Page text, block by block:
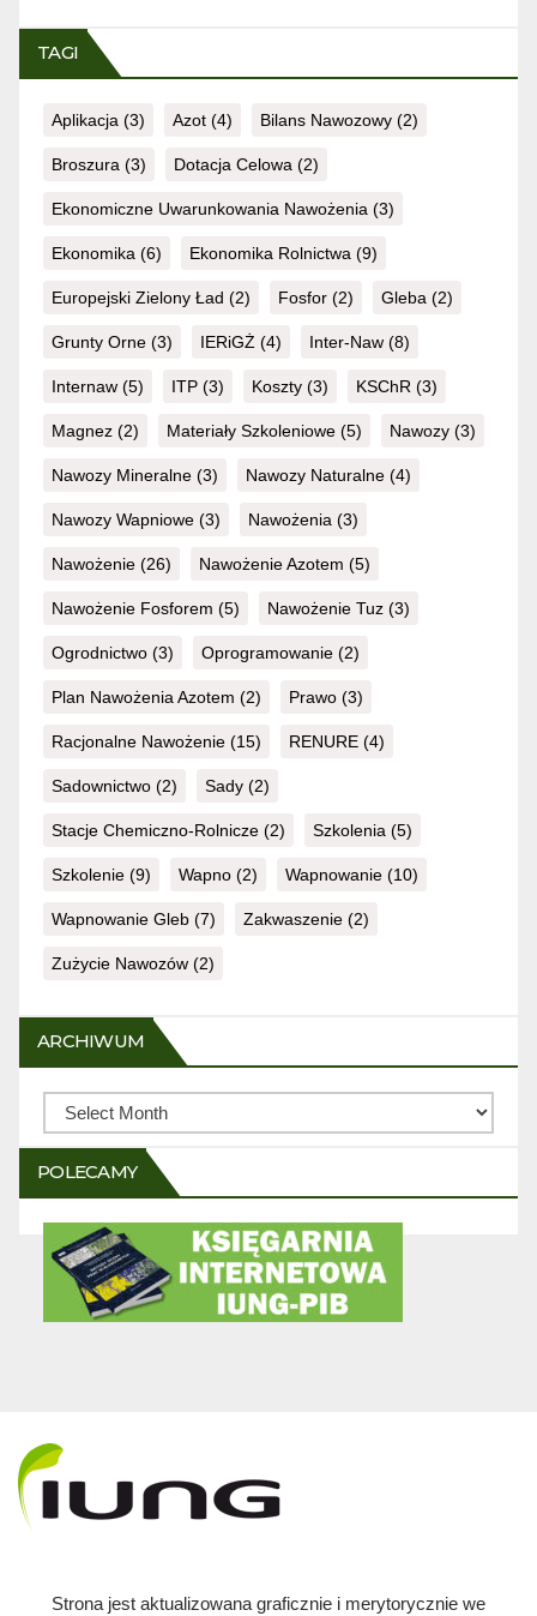
TAGI
Aplikacja (3) Azot (4) Bilans Nawozowy (2)
Broszura (3) Dotacja Celowa (2)
Ekonomiczne Uwarunkowania Nawożenia (3)
Ekonomika (6) Ekonomika Rolnictwa (9)
Europejski Zielony Ład (2) Fosfor (2) Gleba (2)
Grunty Orne (3) IERiGŻ (4) Inter-Naw (8)
Internaw (5) ITP (3) Koszty (3) KSChR (3)
Magnez (2) Materiały Szkoleniowe (5) Nawozy (3)
Nawozy Mineralne (3) Nawozy Naturalne (4)
Nawozy Wapniowe (3) Nawożenia (3)
Nawożenie (26) Nawożenie Azotem (5)
Nawożenie Fosforem (5) Nawożenie Tuz (3)
Ogrodnictwo (3) Oprogramowanie (2)
Plan Nawożenia Azotem (2) Prawo (3)
Racjonalne Nawożenie (15) RENURE (4)
Sadownictwo (2) Sady (2)
Stacje Chemiczno-Rolnicze (2) Szkolenia (5)
Szkolenie (9) Wapno (2) Wapnowanie (10)
Wapnowanie Gleb (7) Zakwaszenie (2)
Zużycie Nawozów (2)
ARCHIWUM
Archiwum
POLECAMY
Strona jest aktualizowana graficznie i merytorycznie we